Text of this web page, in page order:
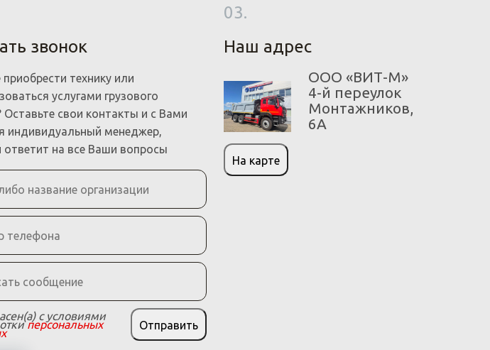
звонок
технику или
услугами грузового
Оставьте свои контакты и с Вами
индивидуальный менеджер,
ответит на все Ваши вопросы
с условиями
персональных Отправить
03.
Наш адрес
ООО «ВИТ-М»
4-й переулок
Монтажников,
6А
На карте